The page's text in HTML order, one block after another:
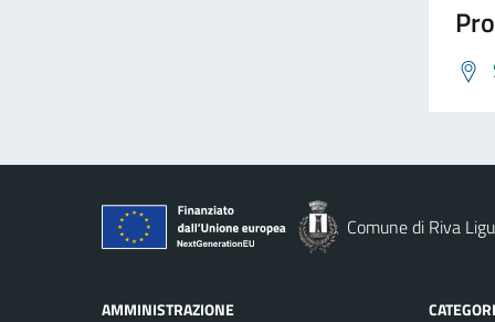
Comune di Riva
AMMINISTRAZIONE